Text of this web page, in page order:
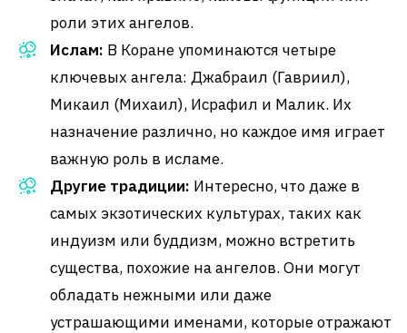
роли этих ангелов.
Ислам: В Коране упоминаются четыре
ключевых ангела: Джабраил (Гавриил),
Микаил (Михаил), Исрафил и Малик. Их
назначение различно, но каждое имя играет
важную роль в исламе.
Другие традиции: Интересно, что даже в
самых экзотических культурах, таких как
индуизм или буддизм, можно встретить
существа, похожие на ангелов. Они могут
обладать нежными или даже
устрашающими именами, которые отражают